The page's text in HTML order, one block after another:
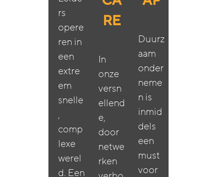
rs
opere
ren in
een
extre
em
snelle
,
comp
lexe
werel
d. Een
RE
In
onze
versn
ellend
e,
door
netwe
rken
Duurz
aam
onder
neme
n is
inmid
dels
een
must
voor